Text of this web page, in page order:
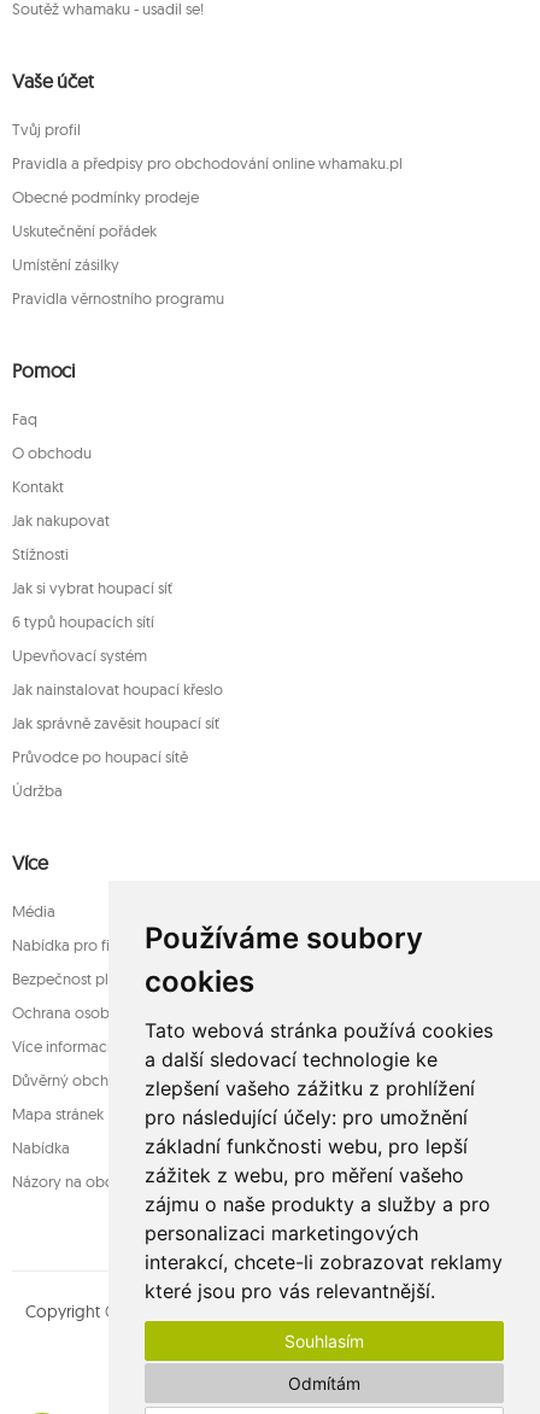
Používáme soubory
cookies
Tato webová stránka používá cookies
a další sledovací technologie ke
zlepšení vašeho zážitku z prohlížení
pro následující účely: pro umožnění
základní funkčnosti webu, pro lepší
zážitek z webu, pro měření vašeho
zájmu o naše produkty a služby a pro
personalizaci marketingových
interakcí, chcete-li zobrazovat reklamy
které jsou pro vás relevantnější.
Souhlasím
Odmítám
Soutěž whamaku - usadil se!
Vaše účet
Tvůj profil
Pravidla a předpisy pro obchodování online whamaku.pl
Obecné podmínky prodeje
Uskutečnění pořádek
Umístění zásilky
Pravidla věrnostního programu
Pomoci
Faq
O obchodu
Kontakt
Jak nakupovat
Stížnosti
Jak si vybrat houpací síť
6 typů houpacích sítí
Upevňovací systém
Jak nainstalovat houpací křeslo
Jak správně zavěsit houpací síť
Průvodce po houpací sítě
Údržba
Více
Média
Nabídka pro firmy
Bezpečnost platba
Ochrana osobních údajů
Více informací o houpací sítě
Důvěrný obchod
Mapa stránek
Nabídka
Názory na obchod
Copyright © whamaku.pl. Všechna práva vyhrazena. Designed by
MOUTON interactive